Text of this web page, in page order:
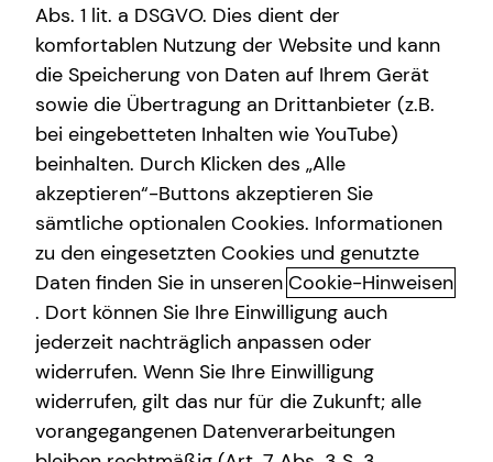
Fabian Heinen
Fabian Heinen
Senior Sales Consultant
in Freiburg und Umgebung
Abs. 1 lit. a DSGVO. Dies dient der
komfortablen Nutzung der Website und kann
die Speicherung von Daten auf Ihrem Gerät
sowie die Übertragung an Drittanbieter (z.B.
bei eingebetteten Inhalten wie YouTube)
beinhalten. Durch Klicken des „Alle
akzeptieren“-Buttons akzeptieren Sie
sämtliche optionalen Cookies. Informationen
zu den eingesetzten Cookies und genutzte
Daten finden Sie in unseren Cookie-Hinweisen
. Dort können Sie Ihre Einwilligung auch
jederzeit nachträglich anpassen oder
widerrufen. Wenn Sie Ihre Einwilligung
widerrufen, gilt das nur für die Zukunft; alle
vorangegangenen Datenverarbeitungen